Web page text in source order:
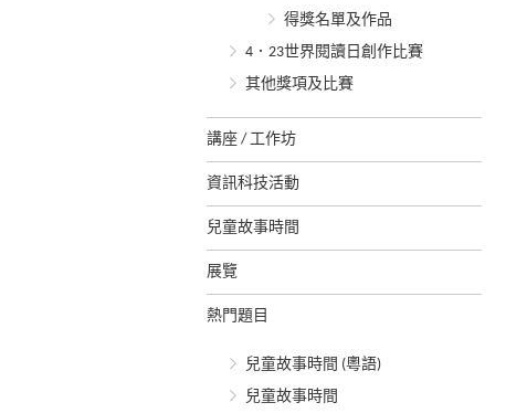
得獎名單及作品
4．23世界閱讀日創作比賽
其他獎項及比賽
講座 / 工作坊
資訊科技活動
兒童故事時間
展覽
熱門題目
兒童故事時間 (粵語)
兒童故事時間